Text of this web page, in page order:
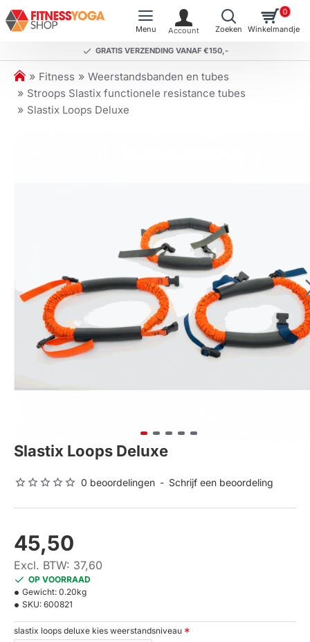
GRATIS VERZENDING VANAF €150,-
0
h
o
m
Fitness
Weerstandsbanden en tubes
Stroops Slastix functionele resistance tubes
Slastix Loops Deluxe
Slastix Loops Deluxe
0 beoordelingen - Schrijf een beoordeling
45,50
Excl. BTW: 37,60
OP VOORRAAD
Gewicht: 0.20kg
SKU: 600821
slastix loops deluxe kies weerstandsniveau